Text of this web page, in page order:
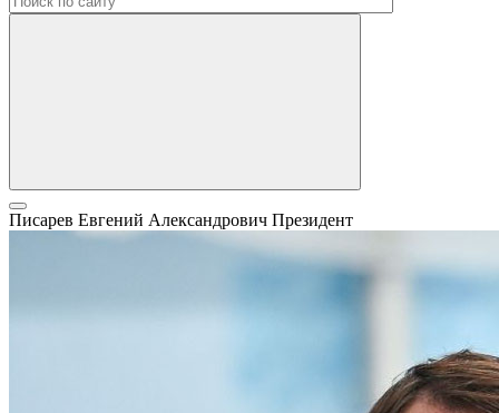
Писарев Евгений Александрович Президент